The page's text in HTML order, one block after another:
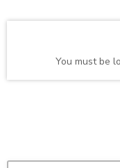
You must be